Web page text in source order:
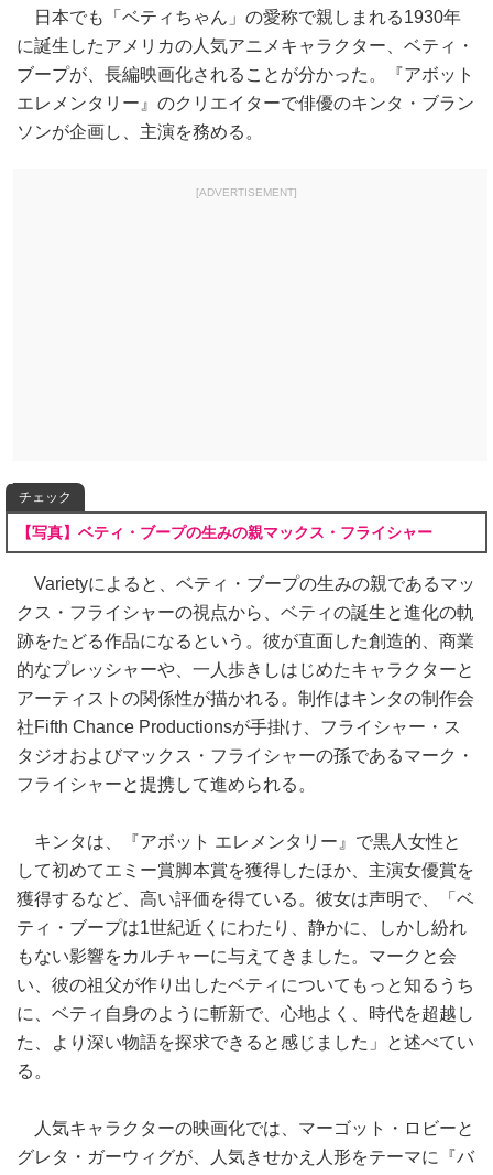
日本でも「ベティちゃん」の愛称で親しまれる1930年
に誕生したアメリカの人気アニメキャラクター、ベティ・
ブープが、長編映画化されることが分かった。『アボット
エレメンタリー』のクリエイターで俳優のキンタ・ブラン
ソンが企画し、主演を務める。
[ADVERTISEMENT]
チェック
【写真】ベティ・ブープの生みの親マックス・フライシャー
Varietyによると、ベティ・ブープの生みの親であるマッ
クス・フライシャーの視点から、ベティの誕生と進化の軌
跡をたどる作品になるという。彼が直面した創造的、商業
的なプレッシャーや、一人歩きしはじめたキャラクターと
アーティストの関係性が描かれる。制作はキンタの制作会
社Fifth Chance Productionsが手掛け、フライシャー・ス
タジオおよびマックス・フライシャーの孫であるマーク・
フライシャーと提携して進められる。
キンタは、『アボット エレメンタリー』で黒人女性と
して初めてエミー賞脚本賞を獲得したほか、主演女優賞を
獲得するなど、高い評価を得ている。彼女は声明で、「ベ
ティ・ブープは1世紀近くにわたり、静かに、しかし紛れ
もない影響をカルチャーに与えてきました。マークと会
い、彼の祖父が作り出したベティについてもっと知るうち
に、ベティ自身のように斬新で、心地よく、時代を超越し
た、より深い物語を探求できると感じました」と述べてい
る。
人気キャラクターの映画化では、マーゴット・ロビーと
グレタ・ガーウィグが、人気きせかえ人形をテーマに『バ